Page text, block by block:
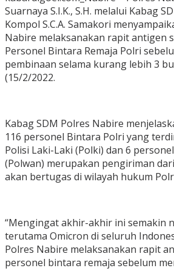
Suarnaya S.I.K., S.H. melalui Kabag
Kompol S.C.A. Samakori
Nabire melaksanakan rapit antigen
Personel Bintara Remaja Polri
pembinaan selama kurang lebih 3
(15/2/2022.
Kabag SDM Polres Nabire
116 personel Bintara Polri yang
Polisi Laki-Laki (Polki) dan 6
(Polwan) merupakan pengiriman
akan bertugas di wilayah hukum
“Mengingat akhir-akhir ini semakin
terutama Omicron di seluruh
Polres Nabire melaksanakan rapit
personel bintara remaja sebelum